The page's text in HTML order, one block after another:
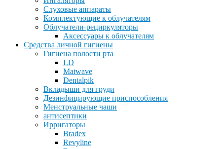
Слуховые аппараты
Комплектующие к облучателям
Облучатели-рециркуляторы
Аксессуары к облучателям
Средства личной гигиены
Гигиена полости рта
LD
Matwave
Dentalpik
Вкладыши для груди
Дезинфицирующие приспособления
Менструальные чаши
антисептики
Ирригаторы
Bradex
Revyline